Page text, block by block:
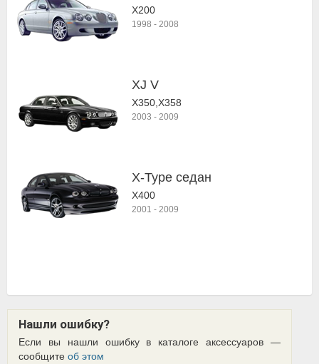
X200
1998 - 2008
XJ V
X350,X358
2003 - 2009
X-Type седан
X400
2001 - 2009
Нашли ошибку?
Если вы нашли ошибку в каталоге аксессуаров —
сообщите об этом